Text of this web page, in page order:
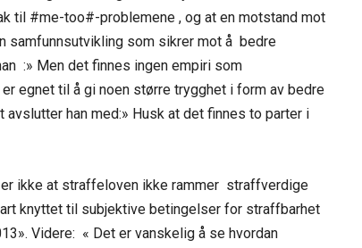
til #me-too#-problemene , og at en motstand mot
samfunnsutvikling som sikrer mot å bedre
:» Men det finnes ingen empiri som
egnet til å gi noen større trygghet i form av bedre
han med:» Husk at det finnes to parter i
ikke at straffeloven ikke rammer straffverdige
knyttet til subjektive betingelser for straffbarhet
Videre: « Det er vanskelig å se hvordan